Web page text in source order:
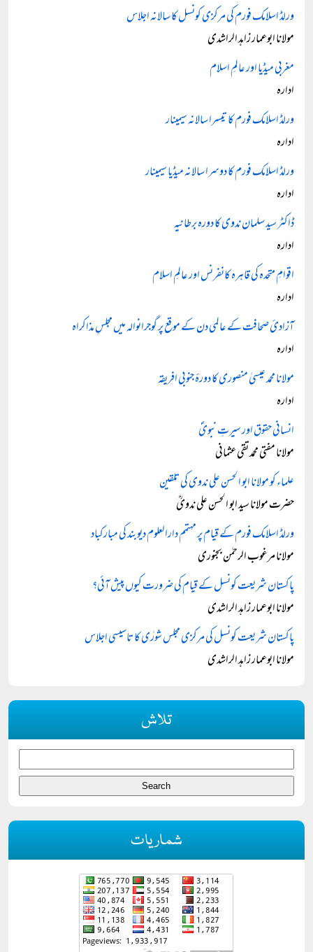
ورلڈ اسلامک فورم کی مرکزی کونسل کا سالانہ اجلاس
مولانا ابوعمار زاہد الراشدی
مغربی میڈیا اور عالمِ اسلام
ادارہ
ورلڈ اسلامک فورم کا تیسرا سالانہ سیمینار
ادارہ
ورلڈ اسلامک فورم کا دوسرا سالانہ میڈیا سیمینار
ادارہ
ڈاکٹر سید سلمان ندوی کا دورہ برطانیہ
ادارہ
اقوامِ متحدہ کی قاہرہ کانفرنس اور عالمِ اسلام
ادارہ
آزادیٔ صحافت کے عالمی دن کے موقع پر گوجرانوالہ میں مجلسِ مذاکراہ
ادارہ
مولانا محمد عیسیٰ منصوری کا دورۂ جنوبی افریقہ
ادارہ
انسانی حقوق اور سیرتِ نبویؐ
مولانا مفتی محمد تقی عثمانی
علماء کو مولانا ابو الحسن علی ندوی کی تلقین
حضرت مولانا سید ابو الحسن علی ندویؒ
ورلڈ اسلامک فورم کے قیام پر مہتمم دارالعلوم دیوبند کی مبارکباد
مولانا مرغوب الرحمٰن بجنوری
پاکستان شریعت کونسل کے قیام کی ضرورت کیوں پیش آئی؟
مولانا ابوعمار زاہد الراشدی
پاکستان شریعت کونسل کی مرکزی مجلس شورٰی کا تاسیسی اجلاس
مولانا ابوعمار زاہد الراشدی
تلاش
شماریات